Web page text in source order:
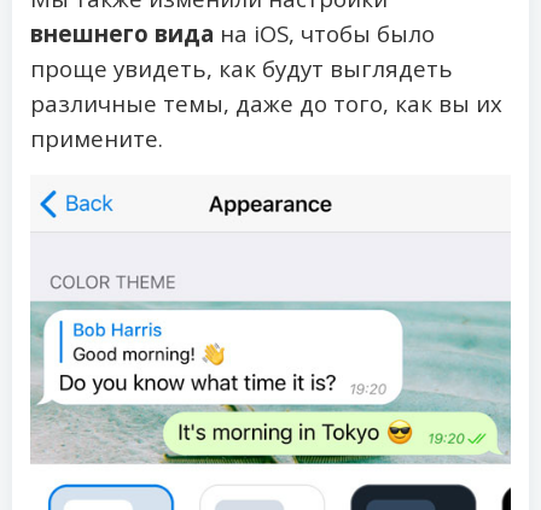
внешнего вида на iOS, чтобы было
проще увидеть, как будут выглядеть
различные темы, даже до того, как вы их
примените.